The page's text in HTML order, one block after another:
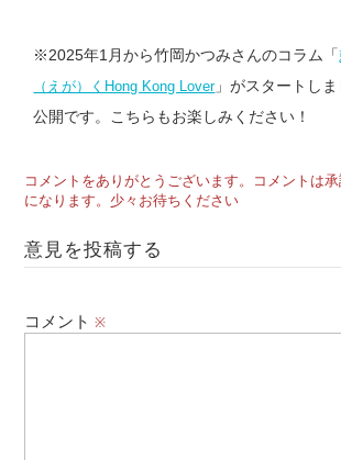
※2025年1月から竹岡かつみさんのコラム「
（えが）くHong Kong Lover」がスタートし
公開です。こちらもお楽しみください！
コメントをありがとうございます。コメントは
になります。少々お待ちください
意見を投稿する
コメント※